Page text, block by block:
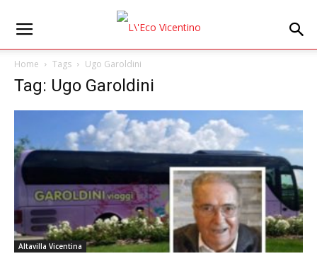
Home Tags Ugo Garoldini
Tag: Ugo Garoldini
Altavilla Vicentina